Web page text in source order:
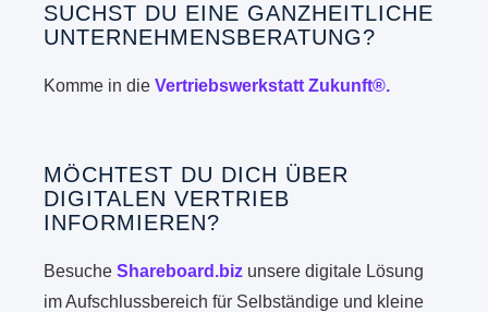
SUCHST DU EINE GANZHEITLICHE
UNTERNEHMENSBERATUNG?
Komme in dieVertriebswerkstatt Zukunft®.
MÖCHTEST DU DICH ÜBER
DIGITALEN VERTRIEB
INFORMIEREN?
BesucheShareboard.biz unsere digitale Lösung
im Aufschlussbereich für Selbständige und kleine